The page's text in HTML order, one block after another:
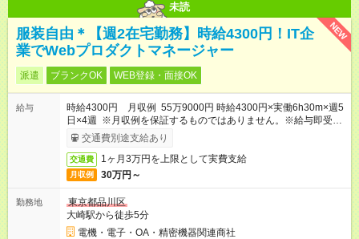
未読
NEW
服装自由＊【週2在宅勤務】時給4300円！IT企
業でWebプロダクトマネージャー
派遣 ブランクOK WEB登録・面接OK
給与
時給4300円 月収例 55万9000円 時給4300円×実働6h30m×週5
日×4週 ※月収例を保証するものではありません。※給与即受取
りサービス利用可（利用条件有）
交通費別途支給あり
交通費 1ヶ月3万円を上限として実費支給
月収例 30万円～
勤務地
東京都品川区
大崎駅から徒歩5分
電機・電子・OA・精密機器関連商社